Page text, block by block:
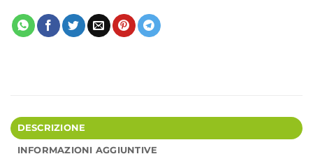
DESCRIZIONE
INFORMAZIONI AGGIUNTIVE